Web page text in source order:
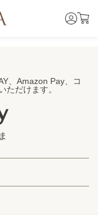
、Amazon Pay、コ
ただけます。